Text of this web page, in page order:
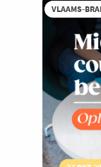
je
&
sales
VLAAMS-